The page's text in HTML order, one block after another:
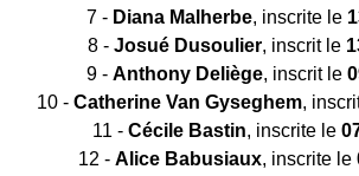
7 - Diana Malherbe, inscrite le
8 - Josué Dusoulier, inscrit le
9 - Anthony Deliège, inscrit le
10 - Catherine Van Gyseghem,
11 - Cécile Bastin, inscrite le
12 - Alice Babusiaux, inscrite le